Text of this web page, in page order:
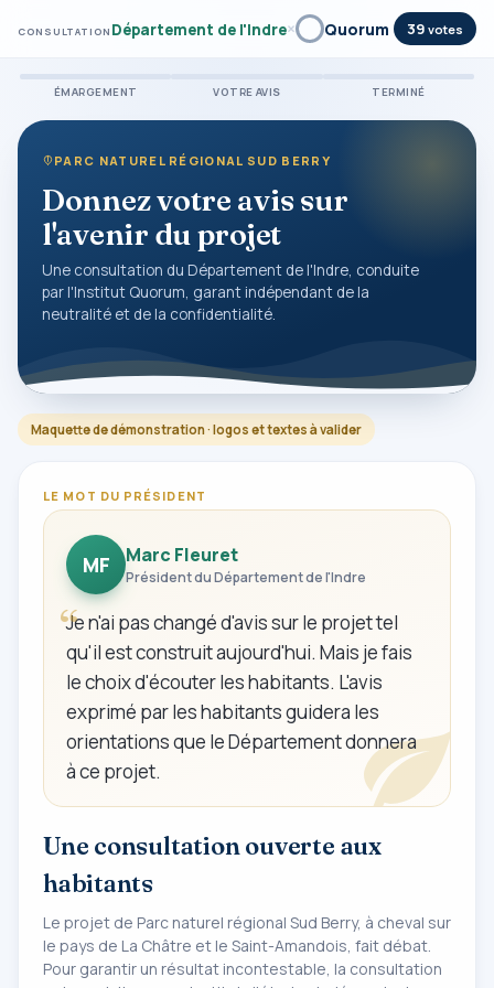
CONSULTATION Département de l'Indre× Quorum 39 votes
ÉMARGEMENT VOTRE AVIS TERMINÉ
PARC NATUREL RÉGIONAL SUD BERRY
Donnez votre avis sur
l'avenir du projet
Une consultation du Département de l'Indre, conduite
par l'Institut Quorum, garant indépendant de la
neutralité et de la confidentialité.
Maquette de démonstration · logos et textes à valider
LE MOT DU PRÉSIDENT
MF Marc Fleuret
Président du Département de l'Indre
Je n'ai pas changé d'avis sur le projet tel
qu'il est construit aujourd'hui. Mais je fais
le choix d'écouter les habitants. L'avis
exprimé par les habitants guidera les
orientations que le Département donnera
à ce projet.
Une consultation ouverte aux
habitants
Le projet de Parc naturel régional Sud Berry, à cheval sur
le pays de La Châtre et le Saint-Amandois, fait débat.
Pour garantir un résultat incontestable, la consultation